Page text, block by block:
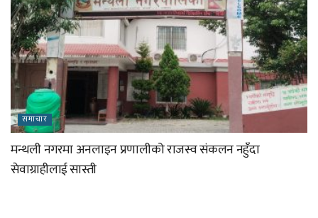
समाचार
मन्थली नगरमा अनलाइन प्रणालीको राजस्व संकलन नहुँदा
सेवाग्राहीलाई सास्ती